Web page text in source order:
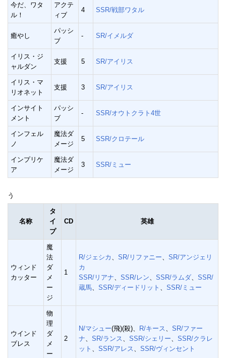
今だ、ワタ
ル！
アクテ
ィブ
4 SSR/戦部ワタル
癒やし
パッシ
ブ
- SR/イメルダ
イリス・ジ
ャルダン
支援 5 SR/アイリス
イリス・マ
リオネット
支援 3 SR/アイリス
インサイト
メント
パッシ
ブ
- SSR/オウトクラト4世
インフェル
ノ
魔法ダ
メージ
5 SSR/クロテール
インプリケ
ア
魔法ダ
メージ
3 SSR/ミュー
う
名称
タ
イ
プ
CD 英雄
ウィンド
カッター
魔
法
ダ
メ
ー
ジ
1
R/ジェシカ SR/リファニー
SR/アンジェリ
カ
SSR/リアナ
SSR/レン SSR/ラムダ
SSR/
蔵馬
SSR/ディードリット SSR/ミュー
ウインド
ブレス
物
理
ダ
メ
ー
2
N/マシュー(飛)(殺)、 R/キース
SR/ファー
ナ
SR/ランス SSR/シェリー
SSR/クラレ
ット
SSR/アレス SSR/ヴィンセント